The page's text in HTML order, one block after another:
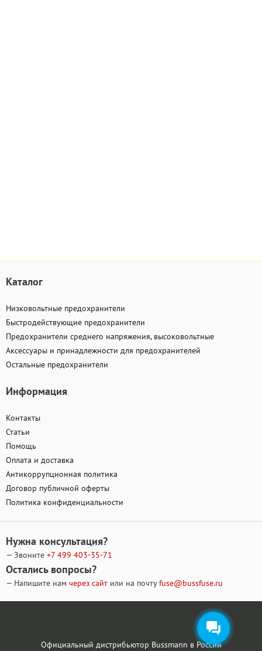
Каталог
Низковольтные предохранители
Быстродействующие предохранители
Предохранители среднего напряжения, высоковольтные
Аксессуары и принадлежности для предохранителей
Остальные предохранители
Информация
Контакты
Статьи
Помощь
Оплата и доставка
Антикоррупционная политика
Договор публичной оферты
Политика конфиденциальности
Нужна консультация?
— Звоните +7 499 403-35-71
Остались вопросы?
— Напишите нам через сайт или на почтуfuse@bussfuse.ru
Официальный дистрибьютор Bussmann в России